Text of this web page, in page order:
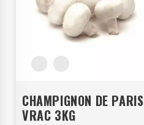
CHAMPIGNON DE PARIS
VRAC 3KG